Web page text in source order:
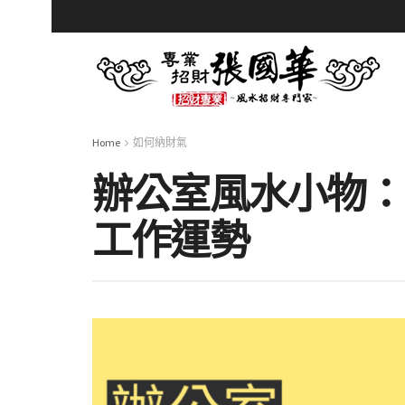
Home 如何納財氣
辦公室風水小物
工作運勢